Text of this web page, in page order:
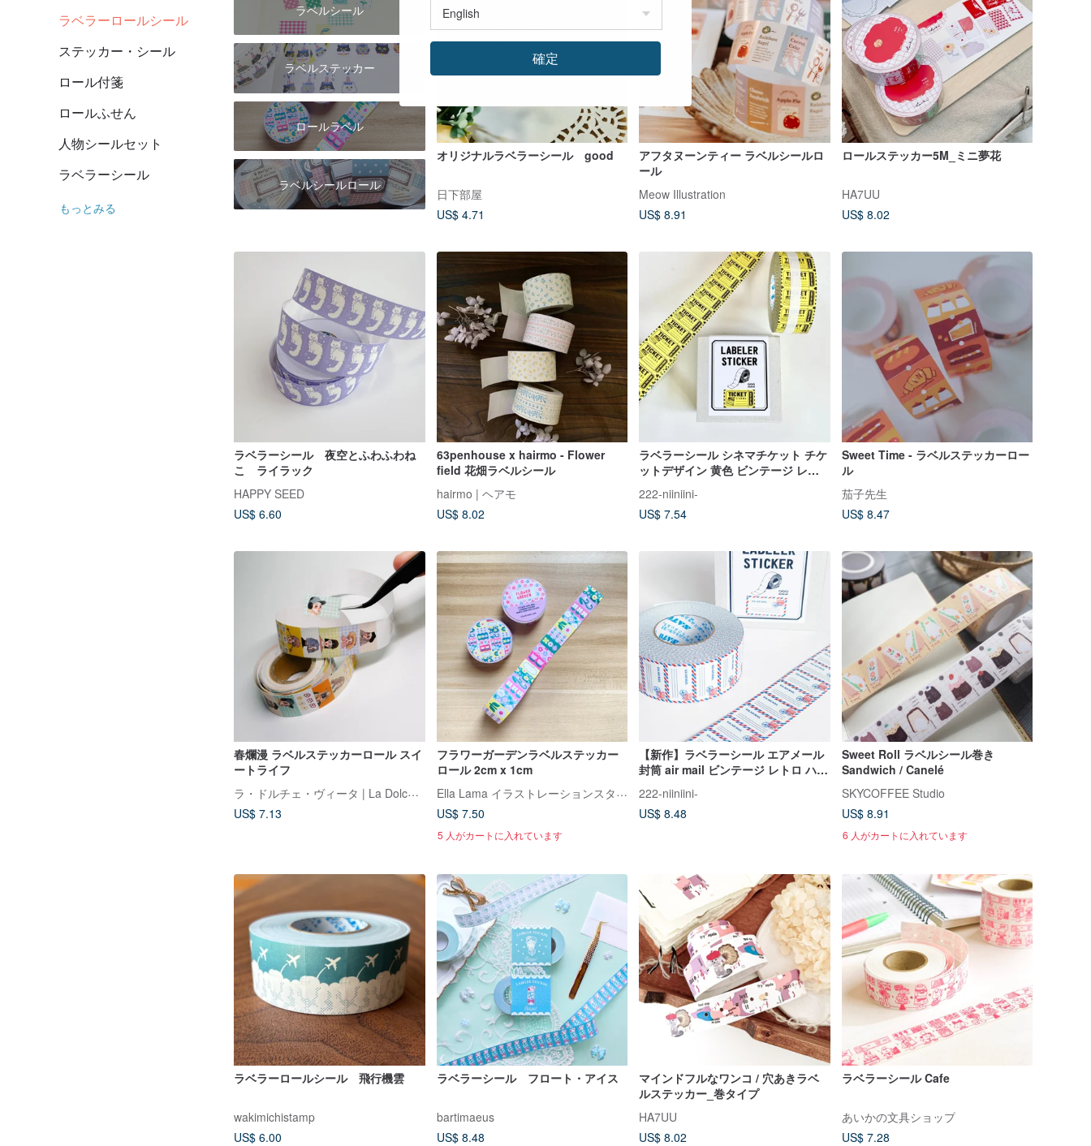
ラベラーロールシール
ステッカー・シール
ロール付箋
ロールふせん
人物シールセット
ラベラーシール
もっとみる
ラベルシール
ラベルステッカー
ロールラベル
ラベルシールロール
オリジナルラベラーシール good
日下部屋
US$ 4.71
アフタヌーンティー ラベルシールロ
ール
Meow Illustration
US$ 8.91
ロールステッカー5M_ミニ夢花
HA7UU
US$ 8.02
ラベラーシール 夜空とふわふわね
こ ライラック
HAPPY SEED
US$ 6.60
63penhouse x hairmo - Flower
field 花畑ラベルシール
hairmo | ヘアモ
US$ 8.02
ラベラーシール シネマチケット チケ
ットデザイン 黄色 ビンテージ レト
222-niiniini-
US$ 7.54
Sweet Time - ラベルステッカーロー
ル
茄子先生
US$ 8.47
春爛漫 ラベルステッカーロール スイ
ートライフ
ラ・ドルチェ・ヴィータ | La Dolce Vita
US$ 7.13
フラワーガーデンラベルステッカー
ロール 2cm x 1cm
Ella Lama イラストレーションスタジオ
US$ 7.50
5 人がカートに入れています
【新作】ラベラーシール エアメール
封筒 air mail ビンテージ レトロ ハン
222-niiniini-
US$ 8.48
Sweet Roll ラベルシール巻き
Sandwich / Canelé
SKYCOFFEE Studio
US$ 8.91
6 人がカートに入れています
ラベラーロールシール 飛行機雲
wakimichistamp
US$ 6.00
ラベラーシール フロート・アイス
bartimaeus
US$ 8.48
マインドフルなワンコ / 穴あきラベ
ルステッカー_巻タイプ
HA7UU
US$ 8.02
ラベラーシール Cafe
あいかの文具ショップ
US$ 7.28
確定